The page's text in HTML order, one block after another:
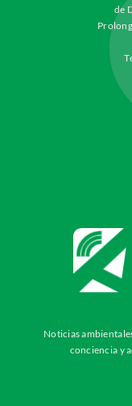
de
Noticias
conciencia y